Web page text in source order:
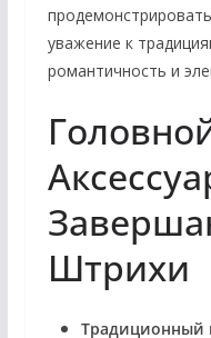
уважение к
романтичность и
Штрихи
Традиционный